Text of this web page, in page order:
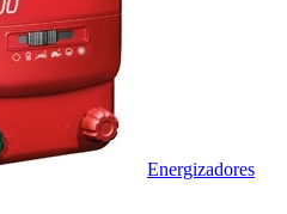
Energizadores